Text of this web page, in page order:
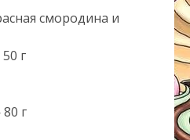
смородина и
г
г